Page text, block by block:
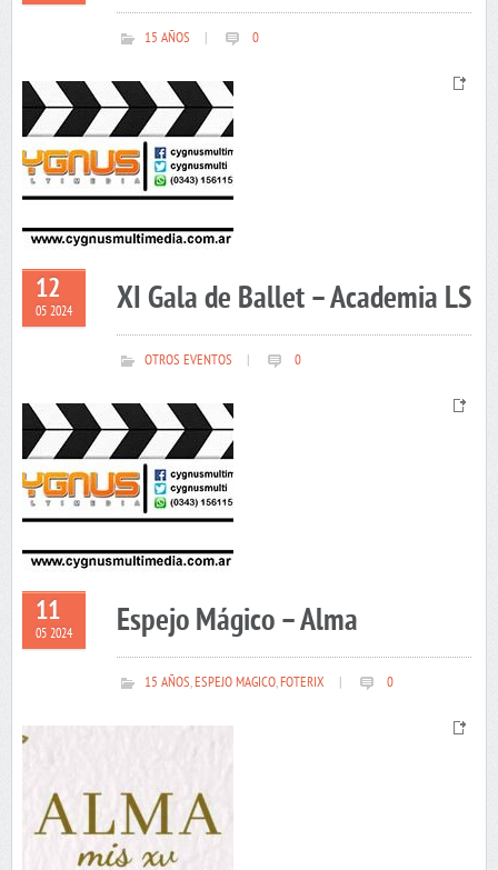
15 AÑOS 0
12
05 2024 XI Gala de Ballet – Academia LS
OTROS EVENTOS 0
11
05 2024 Espejo Mágico – Alma
15 AÑOS,ESPEJO MAGICO,FOTERIX 0